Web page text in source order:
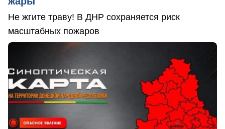
Не жгите траву! В ДНР сохраняется риск
масштабных пожаров